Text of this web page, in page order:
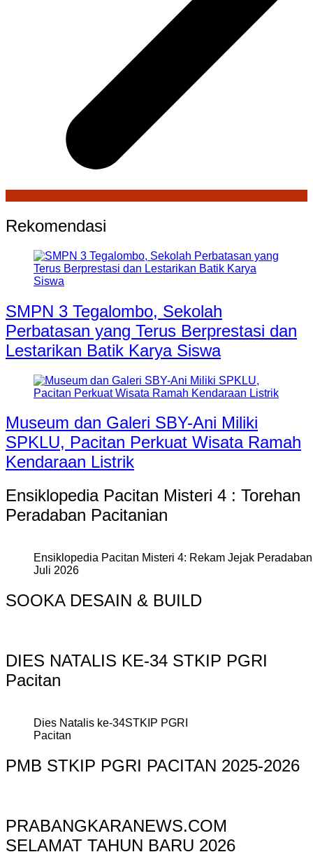
Rekomendasi
SMPN 3 Tegalombo, Sekolah
Perbatasan yang Terus Berprestasi dan
Lestarikan Batik Karya Siswa
Museum dan Galeri SBY-Ani Miliki
SPKLU, Pacitan Perkuat Wisata Ramah
Kendaraan Listrik
Ensiklopedia Pacitan Misteri 4 : Torehan
Peradaban Pacitanian
Ensiklopedia Pacitan Misteri 4: Rekam Jejak
Juli 2026
SOOKA DESAIN & BUILD
DIES NATALIS KE-34 STKIP PGRI
Pacitan
Dies Natalis ke-34STKIP PGRI
Pacitan
PMB STKIP PGRI PACITAN 2025-2026
PRABANGKARANEWS.COM
SELAMAT TAHUN BARU 2026